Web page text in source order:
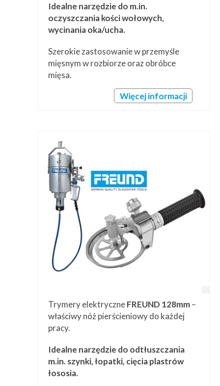
Idealne narzędzie do m.in.
oczyszczania kości wołowych,
wycinania oka/ucha.
Szerokie zastosowanie w przemyśle
mięsnym w rozbiorze oraz obróbce
mięsa.
Więcej informacji
Trymery elektryczneFREUND 128mm–
właściwy nóż pierścieniowy do każdej
pracy.
Idealne narzędzie do odtłuszczania
m.in. szynki, łopatki, cięcia plastrów
łososia.